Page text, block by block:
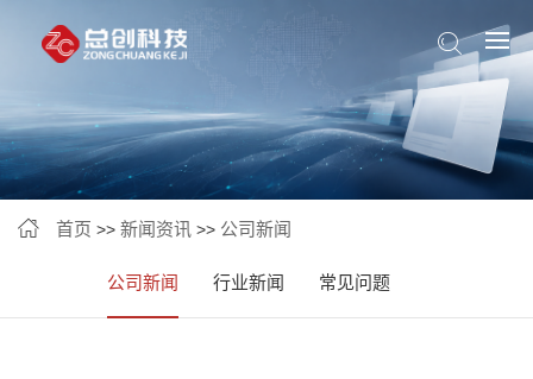
首页 >> 新闻资讯 >> 公司新闻
公司新闻 行业新闻 常见问题